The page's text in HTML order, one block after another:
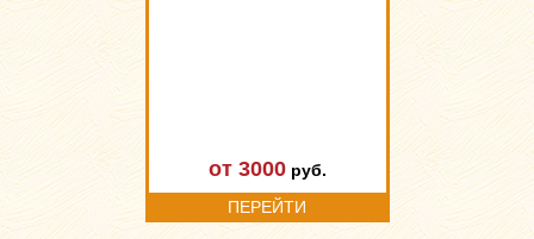
от 3000руб.
ПЕРЕЙТИ